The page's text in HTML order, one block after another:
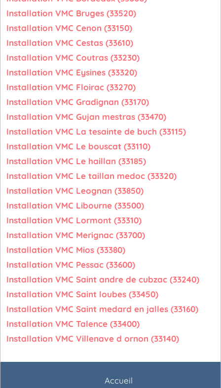
Installation VMC Bruges (33520)
Installation VMC Cenon (33150)
Installation VMC Cestas (33610)
Installation VMC Coutras (33230)
Installation VMC Eysines (33320)
Installation VMC Floirac (33270)
Installation VMC Gradignan (33170)
Installation VMC Gujan mestras (33470)
Installation VMC La tesainte de buch (33115)
Installation VMC Le bouscat (33110)
Installation VMC Le haillan (33185)
Installation VMC Le taillan medoc (33320)
Installation VMC Leognan (33850)
Installation VMC Libourne (33500)
Installation VMC Lormont (33310)
Installation VMC Merignac (33700)
Installation VMC Mios (33380)
Installation VMC Pessac (33600)
Installation VMC Saint andre de cubzac (33240)
Installation VMC Saint loubes (33450)
Installation VMC Saint medard en jalles (33160)
Installation VMC Talence (33400)
Installation VMC Villenave d ornon (33140)
Accueil